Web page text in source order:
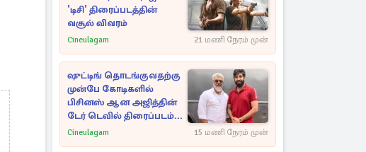
'டிசி' திரைப்படத்தின்
வசூல் விவரம்
Cineulagam 21 மணி நேரம் முன்
ஷுட்டிங் தொடங்குவதற்கு
முன்பே கோடிகளில்
பிசினஸ் ஆன அஜித்தின்
டேர் டெவில் திரைப்படம்...
Cineulagam 15 மணி நேரம் முன்